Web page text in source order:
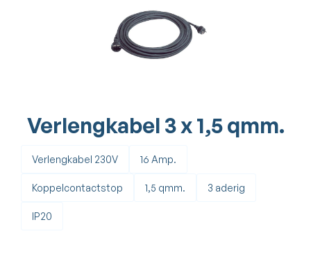
Verlengkabel 3 x 1,5 qmm.
Verlengkabel 230V 16 Amp.
Koppelcontactstop 1,5 qmm. 3 aderig
IP20